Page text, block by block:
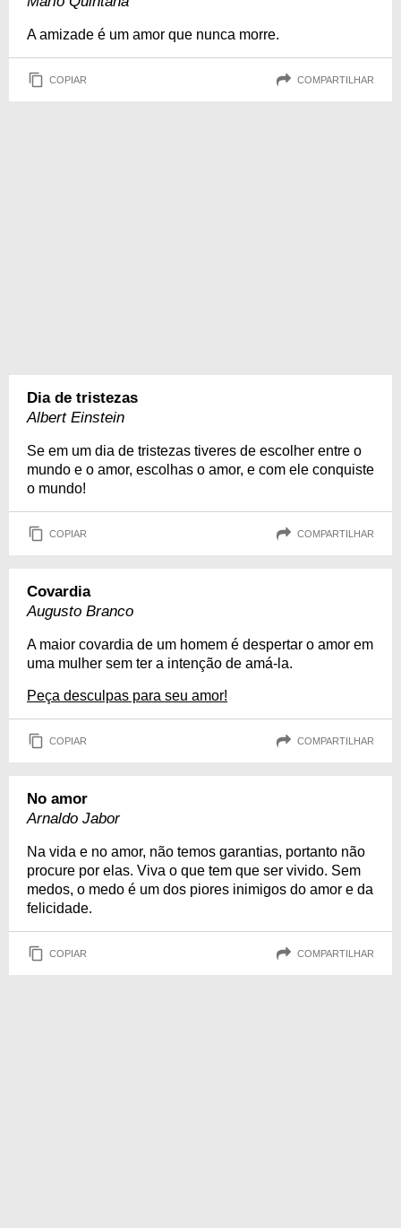
A amizade é um amor que nunca morre.
COPIAR COMPARTILHAR
Dia de tristezas
Albert Einstein
Se em um dia de tristezas tiveres de escolher entre o
mundo e o amor, escolhas o amor, e com ele conquiste
o mundo!
COPIAR COMPARTILHAR
Covardia
Augusto Branco
A maior covardia de um homem é despertar o amor em
uma mulher sem ter a intenção de amá-la.
Peça desculpas para seu amor!
COPIAR COMPARTILHAR
No amor
Arnaldo Jabor
Na vida e no amor, não temos garantias, portanto não
procure por elas. Viva o que tem que ser vivido. Sem
medos, o medo é um dos piores inimigos do amor e da
felicidade.
COPIAR COMPARTILHAR